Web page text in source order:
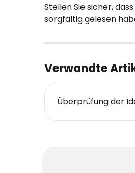
Stellen Sie sicher,
sorgfältig gelesen
Verwandte
Überprüfung der